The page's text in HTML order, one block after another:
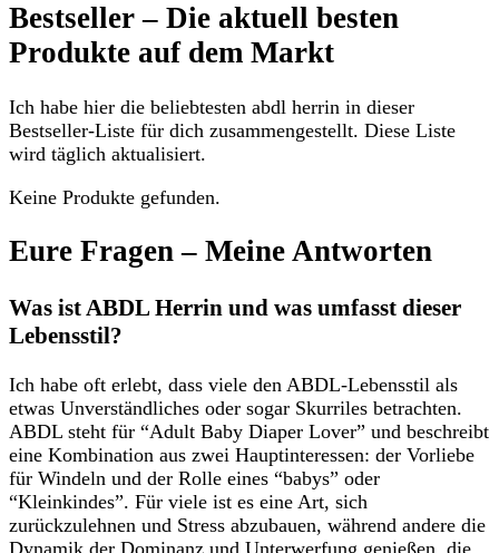
Bestseller – Die aktuell besten
Produkte auf dem Markt
Ich habe hier die beliebtesten abdl herrin in dieser
Bestseller-Liste für dich zusammengestellt. Diese Liste
wird täglich aktualisiert.
Keine Produkte gefunden.
Eure Fragen – Meine Antworten
Was ist ABDL Herrin und was umfasst dieser
Lebensstil?
Ich habe oft erlebt, dass viele den ABDL-Lebensstil als
etwas Unverständliches oder sogar Skurriles betrachten.
ABDL steht für “Adult Baby Diaper Lover” und beschreibt
eine Kombination aus zwei Hauptinteressen: der Vorliebe
für Windeln und der Rolle eines “babys” oder
“Kleinkindes”. Für viele ist es eine Art, sich
zurückzulehnen und Stress abzubauen, während andere die
Dynamik der Dominanz und Unterwerfung genießen, die